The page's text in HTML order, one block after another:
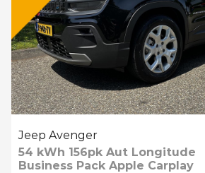
Jeep Avenger
54 kWh 156pk Aut Longitude
Business Pack Apple Carplay